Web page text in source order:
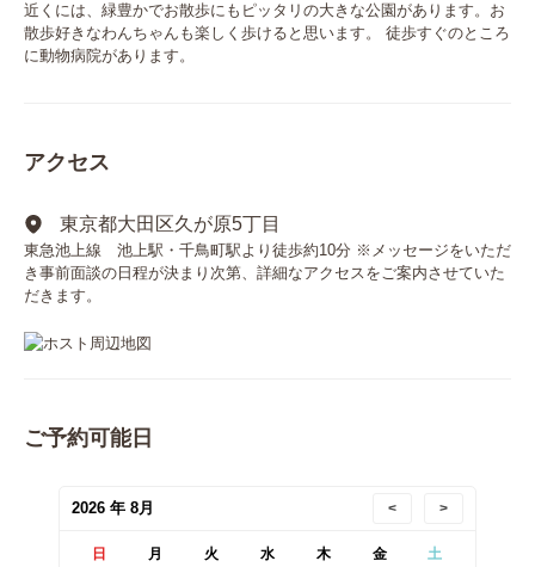
近くには、緑豊かでお散歩にもピッタリの大きな公園があります。お
散歩好きなわんちゃんも楽しく歩けると思います。 徒歩すぐのところ
に動物病院があります。
アクセス
東京都大田区久が原5丁目
東急池上線 池上駅・千鳥町駅より徒歩約10分 ※メッセージをいただ
き事前面談の日程が決まり次第、詳細なアクセスをご案内させていた
だきます。
ご予約可能日
2026 年 8月 < >
日 月 火 水 木 金 土